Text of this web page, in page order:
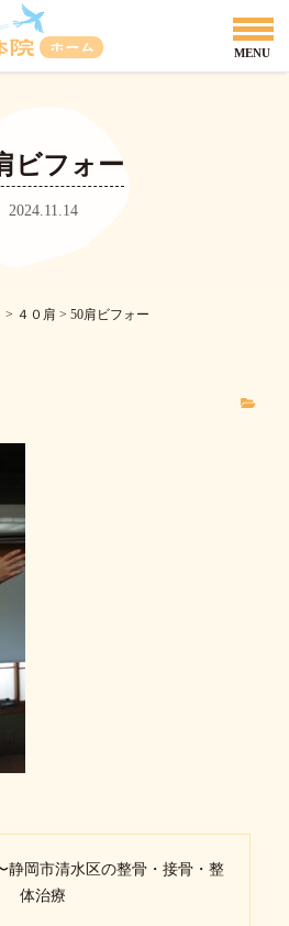
ビフォー
2024.11.14
> ４０肩 > 50肩ビフォー
静岡市清水区の整骨・接骨・整
体治療